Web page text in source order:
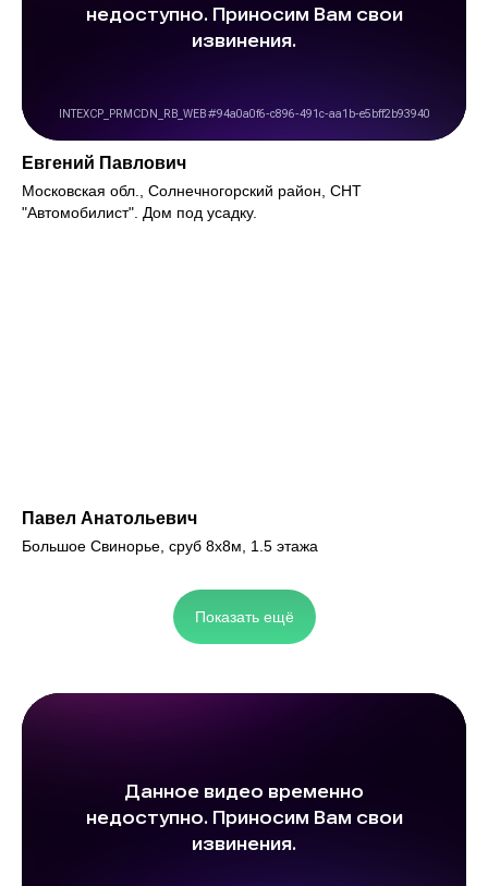
Евгений Павлович
Московская обл., Солнечногорский район, СНТ
"Автомобилист". Дом под усадку.
Павел Анатольевич
Большое Свинорье, сруб 8х8м, 1.5 этажа
Показать ещё